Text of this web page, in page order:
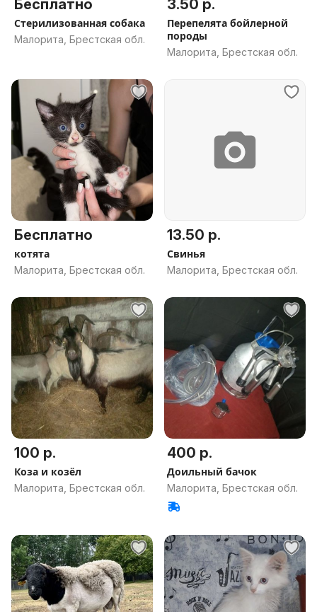
Бесплатно
Стерилизованная собака
Малорита, Брестская обл.
3.50 р.
Перепелята бойлерной
породы
Малорита, Брестская обл.
Бесплатно
котята
Малорита, Брестская обл.
13.50 р.
Свинья
Малорита, Брестская обл.
100 р.
Коза и козёл
Малорита, Брестская обл.
400 р.
Доильный бачок
Малорита, Брестская обл.